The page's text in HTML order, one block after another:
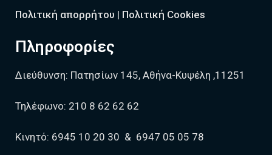
Πολιτική απορρήτου | Πολιτική Cookies
Πληροφορίες
Διεύθυνση: Πατησίων 145, Αθήνα-Κυψέλη ,11251
Τηλέφωνο: 210 8 62 62 62
Κινητό: 6945 10 20 30 & 6947 05 05 78